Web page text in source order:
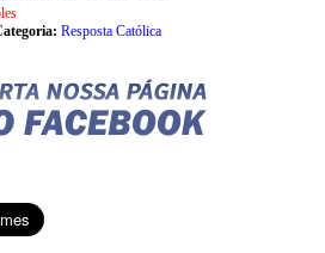
Resposta Católica